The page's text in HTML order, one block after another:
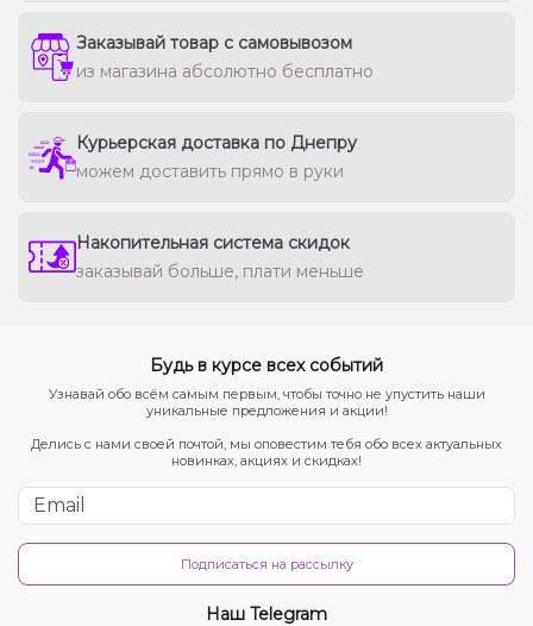
Заказывай товар с самовывозом
из магазина абсолютно бесплатно
Курьерская доставка по Днепру
можем доставить прямо в руки
Накопительная система скидок
заказывай больше, плати меньше
Будь в курсе всех событий
Узнавай обо всём самым первым, чтобы точно не упустить наши
уникальные предложения и акции!
Делись с нами своей почтой, мы оповестим тебя обо всех актуальных
новинках, акциях и скидках!
Подписаться на рассылку
Наш Telegram